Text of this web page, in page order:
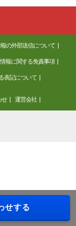
の外部送信について
報に関する免責事項
表記について
せ 運営会社
せする